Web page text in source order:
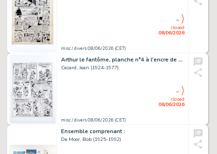
misc / divers 08/06/2026 (CET)
closed
08/06/2026
-
Arthur le fantôme, planche n°4 à l'encre de Chine sur papier.…
Cezard, Jean (1924-1977)
misc / divers 08/06/2026 (CET)
closed
08/06/2026
-
Ensemble comprenant :
De Moor, Bob (1925-1992)